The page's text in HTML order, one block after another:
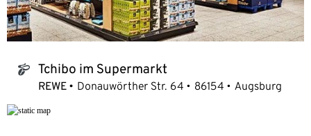
tchibo_logo Tchibo im Supermarkt
REWE Donauwörther Str. 64 86154 Augsburg